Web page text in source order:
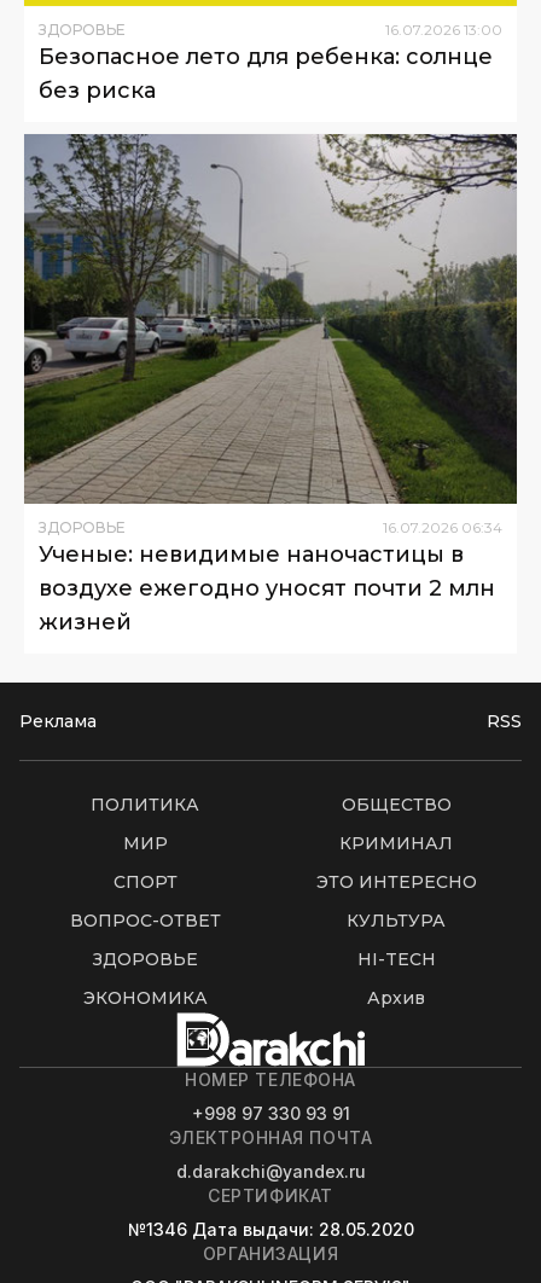
ЗДОРОВЬЕ 16.07.2026 13:00
Безопасное лето для ребенка: солнце
без риска
ЗДОРОВЬЕ 16.07.2026 06:34
Ученые: невидимые наночастицы в
воздухе ежегодно уносят почти 2 млн
жизней
Реклама RSS
ПОЛИТИКА
ОБЩЕСТВО
МИР
КРИМИНАЛ
СПОРТ
ЭТО ИНТЕРЕСНО
ВОПРОС-ОТВЕТ
КУЛЬТУРА
ЗДОРОВЬЕ
HI-TECH
ЭКОНОМИКА
Архив
НОМЕР ТЕЛЕФОНА
+998 97 330 93 91
ЭЛЕКТРОННАЯ ПОЧТА
d.darakchi@yandex.ru
СЕРТИФИКАТ
№1346 Дата выдачи: 28.05.2020
ОРГАНИЗАЦИЯ